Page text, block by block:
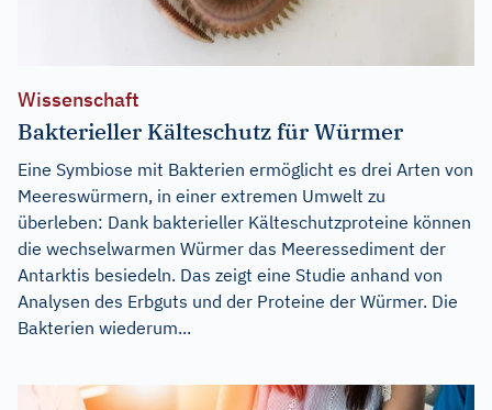
Wissenschaft
Bakterieller Kälteschutz für Würmer
Eine Symbiose mit Bakterien ermöglicht es drei Arten von
Meereswürmern, in einer extremen Umwelt zu
überleben: Dank bakterieller Kälteschutzproteine können
die wechselwarmen Würmer das Meeressediment der
Antarktis besiedeln. Das zeigt eine Studie anhand von
Analysen des Erbguts und der Proteine der Würmer. Die
Bakterien wiederum...